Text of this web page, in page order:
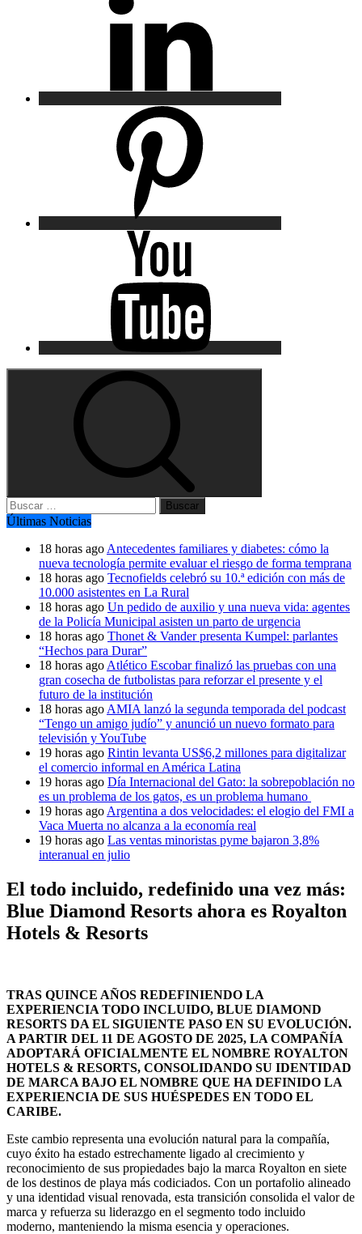
Buscar:
Últimas Noticias
18 horas ago Antecedentes familiares y diabetes: cómo la
nueva tecnología permite evaluar el riesgo de forma temprana
18 horas ago Tecnofields celebró su 10.ª edición con más de
10.000 asistentes en La Rural
18 horas ago Un pedido de auxilio y una nueva vida: agentes
de la Policía Municipal asisten un parto de urgencia
18 horas ago Thonet & Vander presenta Kumpel: parlantes
“Hechos para Durar”
18 horas ago Atlético Escobar finalizó las pruebas con una
gran cosecha de futbolistas para reforzar el presente y el
futuro de la institución
18 horas ago AMIA lanzó la segunda temporada del podcast
“Tengo un amigo judío” y anunció un nuevo formato para
televisión y YouTube
19 horas ago Rintin levanta US$6,2 millones para digitalizar
el comercio informal en América Latina
19 horas ago Día Internacional del Gato: la sobrepoblación no
es un problema de los gatos, es un problema humano
19 horas ago Argentina a dos velocidades: el elogio del FMI a
Vaca Muerta no alcanza a la economía real
19 horas ago Las ventas minoristas pyme bajaron 3,8%
interanual en julio
El todo incluido, redefinido una vez más:
Blue Diamond Resorts ahora es Royalton
Hotels & Resorts
TRAS QUINCE AÑOS REDEFINIENDO LA
EXPERIENCIA TODO INCLUIDO, BLUE DIAMOND
RESORTS DA EL SIGUIENTE PASO EN SU EVOLUCIÓN.
A PARTIR DEL 11 DE AGOSTO DE 2025, LA COMPAÑÍA
ADOPTARÁ OFICIALMENTE EL NOMBRE ROYALTON
HOTELS & RESORTS, CONSOLIDANDO SU IDENTIDAD
DE MARCA BAJO EL NOMBRE QUE HA DEFINIDO LA
EXPERIENCIA DE SUS HUÉSPEDES EN TODO EL
CARIBE.
Este cambio representa una evolución natural para la compañía,
cuyo éxito ha estado estrechamente ligado al crecimiento y
reconocimiento de sus propiedades bajo la marca Royalton en siete
de los destinos de playa más codiciados. Con un portafolio alineado
y una identidad visual renovada, esta transición consolida el valor de
marca y refuerza su liderazgo en el segmento todo incluido
moderno, manteniendo la misma esencia y operaciones.